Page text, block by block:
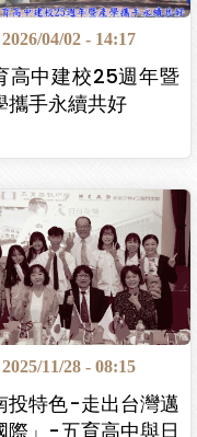
04/02 - 14:17
高中建校25週年暨
攜手永續共好
11/28 - 08:15
投特色-走出台灣邁